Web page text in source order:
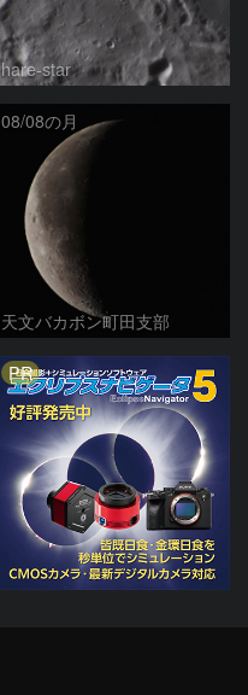
hare-star
08/08の月
天文バカボン町田支部
PR